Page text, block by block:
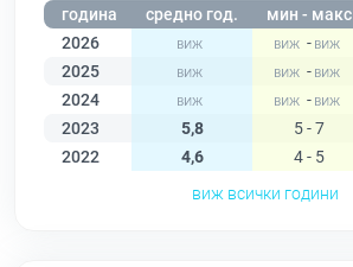
година средно год. мин - макс
2026
-
2025
-
2024
-
2023
5,8 5 - 7
2022
4,6 4 - 5
виж всички години